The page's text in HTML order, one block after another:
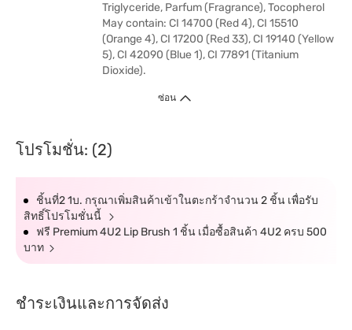
Triglyceride, Parfum (Fragrance), Tocopherol
May contain: CI 14700 (Red 4), CI 15510
(Orange 4), CI 17200 (Red 33), CI 19140 (Yellow
5), CI 42090 (Blue 1), CI 77891 (Titanium
Dioxide).
ซ่อน
โปรโมชั่น: (2)
ชิ้นที่2 1บ. กรุณาเพิ่มสินค้าเข้าในตะกร้าจำนวน 2 ชิ้น เพื่อรับ
สิทธิ์โปรโมชั่นนี้
ฟรี Premium 4U2 Lip Brush 1 ชิ้น เมื่อซื้อสินค้า 4U2 ครบ 500
บาท
ชำระเงินและการจัดส่ง